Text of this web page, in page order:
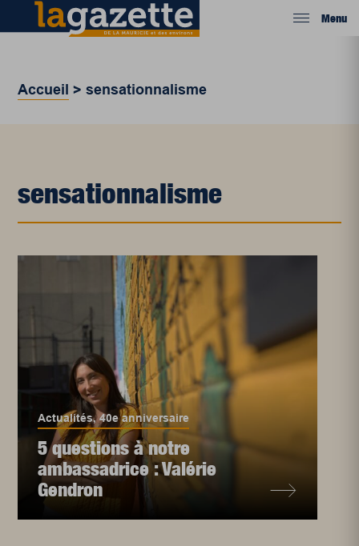
Menu
Accueil >sensationnalisme
sensationnalisme
Actualités,40e anniversaire
5 questions à notre
ambassadrice : Valérie
Gendron